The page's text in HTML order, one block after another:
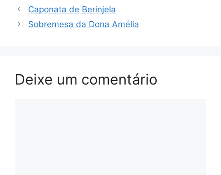
Caponata de Berinjela
Sobremesa da Dona Amélia
Deixe um comentário